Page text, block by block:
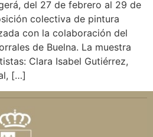
del 27 de febrero al 29 de
colectiva de pintura
con la colaboración del
de Buelna. La muestra
Clara Isabel Gutiérrez,
[…]